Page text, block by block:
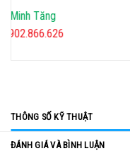
Tăng
THÔNG SỐ KỸ THUẬT
ĐÁNH GIÁ VÀ BÌNH LUẬN